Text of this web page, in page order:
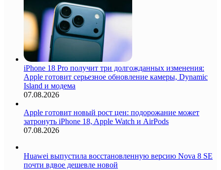
iPhone 18 Pro получит три долгожданных изменения:
Apple готовит серьезное обновление камеры, Dynamic
Island и модема
07.08.2026
Apple готовит новый рост цен: подорожание может
затронуть iPhone 18, Apple Watch и AirPods
07.08.2026
Huawei выпустила восстановленную версию Nova 8 SE
почти вдвое дешевле новой